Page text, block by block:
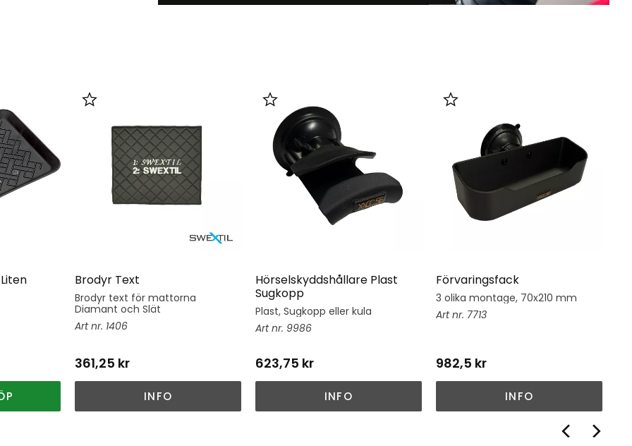
Brodyr Text
Brodyr text för mattorna
Diamant och Slät
1406
361,25 kr
Lägg till i favoriter
INFO
Hörselskyddshållare Plast
Sugkopp
Plast, Sugkopp eller kula
9986
623,75 kr
Lägg till i favoriter
INFO
Förvaringsfack
3 olika montage, 70x210 mm
7713
982,5 kr
Lägg till i favoriter
INFO